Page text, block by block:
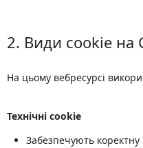
2. Види cookie на
На цьому вебресурсі
Технічні cookie
Забезпечують коректну